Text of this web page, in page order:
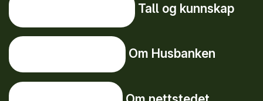
Tall og kunnskap
Om Husbanken